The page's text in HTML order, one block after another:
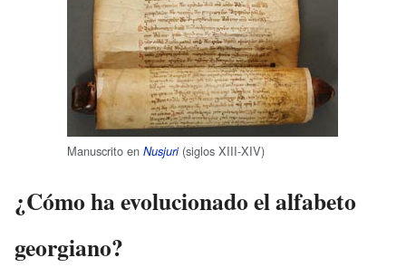
Manuscrito en Nusjuri(siglos XIII-XIV)
¿Cómo ha evolucionado el alfabeto
georgiano?